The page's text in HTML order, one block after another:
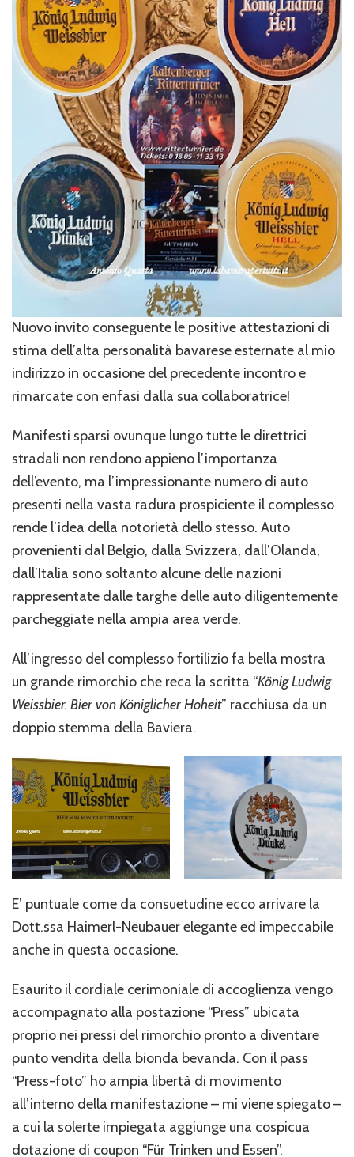
Nuovo invito conseguente le positive attestazioni di
stima dell’alta personalità bavarese esternate al mio
indirizzo in occasione del precedente incontro e
rimarcate con enfasi dalla sua collaboratrice!
Manifesti sparsi ovunque lungo tutte le direttrici
stradali non rendono appieno l’importanza
dell’evento, ma l’impressionante numero di auto
presenti nella vasta radura prospiciente il complesso
rende l’idea della notorietà dello stesso. Auto
provenienti dal Belgio, dalla Svizzera, dall’Olanda,
dall’Italia sono soltanto alcune delle nazioni
rappresentate dalle targhe delle auto diligentemente
parcheggiate nella ampia area verde.
All’ingresso del complesso fortilizio fa bella mostra
un grande rimorchio che reca la scritta “König Ludwig
Weissbier. Bier von Königlicher Hoheit” racchiusa da un
doppio stemma della Baviera.
E’ puntuale come da consuetudine ecco arrivare la
Dott.ssa Haimerl-Neubauer elegante ed impeccabile
anche in questa occasione.
Esaurito il cordiale cerimoniale di accoglienza vengo
accompagnato alla postazione “Press” ubicata
proprio nei pressi del rimorchio pronto a diventare
punto vendita della bionda bevanda. Con il pass
“Press-foto” ho ampia libertà di movimento
all’interno della manifestazione – mi viene spiegato –
a cui la solerte impiegata aggiunge una cospicua
dotazione di coupon “Für Trinken und Essen”.